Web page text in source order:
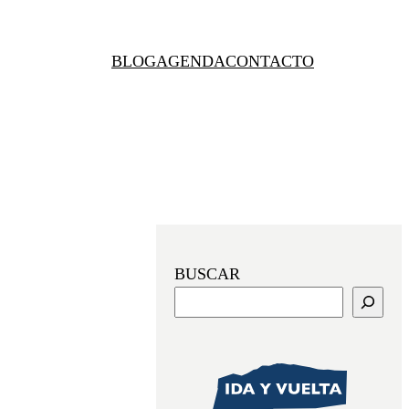
BLOGAGENDACONTACTO
BUSCAR